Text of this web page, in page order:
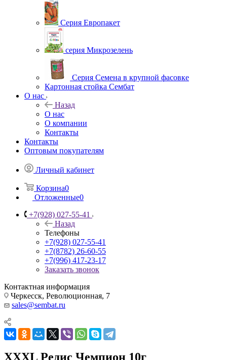
Серия Европакет
серия Микрозелень
Серия Семена в крупной фасовке
Картонная стойка Сембат
О нас
Назад
О нас
О компании
Контакты
Контакты
Оптовым покупателям
Личный кабинет
Корзина0
Отложенные0
+7(928) 027-55-41
Назад
Телефоны
+7(928) 027-55-41
+7(8782) 26-60-55
+7(996) 417-23-17
Заказать звонок
Контактная информация
Черкесск, Революционная, 7
sales@sembat.ru
ХХХL Редис Чемпион 10г